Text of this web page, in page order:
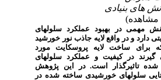
مهمی در بهبود عملکرد سلول­های
دارد و در واقع لایه جاذب نور خورشید
برای ساخت لایه پروسکایت مورد
در کیفیت و عملکرد سلول­های
تاثیرگذار است.در این پژوهش
سلول­های خورشیدی ساخته شده در